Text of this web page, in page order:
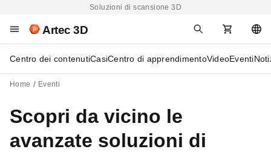
Soluzioni di scansione 3D
Artec 3D
Centro dei contenutiCasiCentro di apprendimentoVideoEventi
Home Eventi
Scopri da vicino le
avanzate soluzioni di